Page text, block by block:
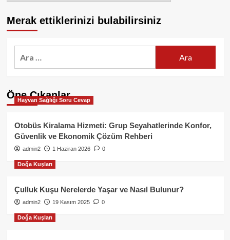
Merak ettiklerinizi bulabilirsiniz
Öne Çıkanlar
Hayvan Sağlığı Soru Cevap
Otobüs Kiralama Hizmeti: Grup Seyahatlerinde Konfor,
Güvenlik ve Ekonomik Çözüm Rehberi
admin2 1 Haziran 2026 0
Doğa Kuşları
Çulluk Kuşu Nerelerde Yaşar ve Nasıl Bulunur?
admin2 19 Kasım 2025 0
Doğa Kuşları